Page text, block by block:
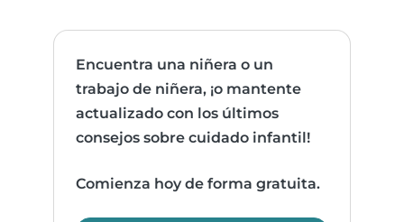
Encuentra una niñera o un
trabajo de niñera, ¡o mantente
actualizado con los últimos
consejos sobre cuidado infantil!
Comienza hoy de forma gratuita.